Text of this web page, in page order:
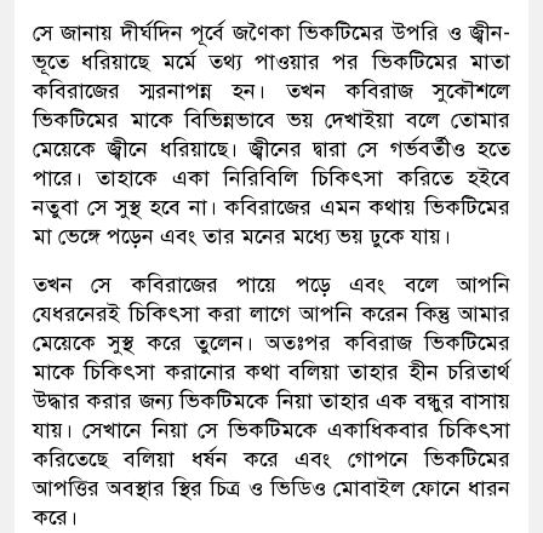
সে জানায় দীর্ঘদিন পূর্বে জণৈকা ভিকটিমের উপরি ও জ্বীন-
ভূতে ধরিয়াছে মর্মে তথ্য পাওয়ার পর ভিকটিমের মাতা
কবিরাজের স্মরনাপন্ন হন। তখন কবিরাজ সুকৌশলে
ভিকটিমের মাকে বিভিন্নভাবে ভয় দেখাইয়া বলে তোমার
মেয়েকে জ্বীনে ধরিয়াছে। জ্বীনের দ্বারা সে গর্ভবর্তীও হতে
পারে। তাহাকে একা নিরিবিলি চিকিৎসা করিতে হইবে
নতুবা সে সুস্থ হবে না। কবিরাজের এমন কথায় ভিকটিমের
মা ভেঙ্গে পড়েন এবং তার মনের মধ্যে ভয় ঢুকে যায়।
তখন সে কবিরাজের পায়ে পড়েএবং বলে আপনি
যেধরনেরই চিকিৎসা করা লাগে আপনি করেন কিন্তু আমার
মেয়েকে সুস্থ করে তুলেন। অতঃপর কবিরাজ ভিকটিমের
মাকে চিকিৎসা করানোর কথা বলিয়া তাহার হীন চরিতার্থ
উদ্ধার করার জন্য ভিকটিমকে নিয়া তাহার এক বন্ধুর বাসায়
যায়। সেখানে নিয়া সে ভিকটিমকে একাধিকবার চিকিৎসা
করিতেছে বলিয়া ধর্ষন করে এবং গোপনে ভিকটিমের
আপত্তির অবস্থার স্থির চিত্র ও ভিডিও মোবাইল ফোনে ধারন
করে।